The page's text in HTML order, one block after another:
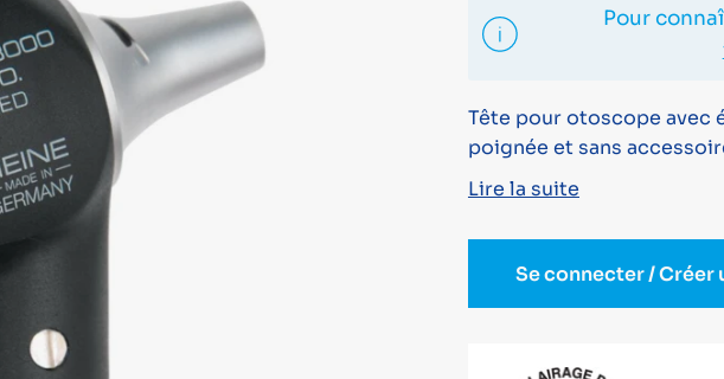
Pour
Tête pour otoscope avec
poignée et sans
Lire la suite
Se connecter / Créer